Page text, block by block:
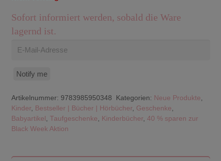
Sofort informiert werden, sobald die Ware
lagernd ist.
Notify me
Artikelnummer: 9783985950348 Kategorien: Neue Produkte,
Kinder, Bestseller | Bücher | Hörbücher, Geschenke,
Babyartikel , Taufgeschenke, Kinderbücher, 40 % sparen zur
Black Week Aktion